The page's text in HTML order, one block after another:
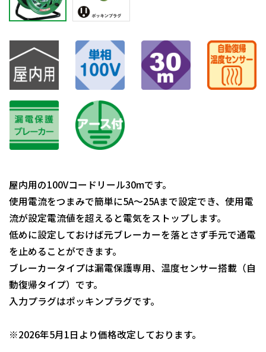
屋内用の100Vコードリール30mです。
使用電流をつまみで簡単に5A～25Aまで設定でき、使用電
流が設定電流値を超えると電気をストップします。
低めに設定しておけば元ブレーカーを落とさず手元で通電
を止めることができます。
ブレーカータイプは漏電保護専用、温度センサー搭載（自
動復帰タイプ）です。
入力プラグはポッキンプラグです。
※2026年5月1日より価格改定しております。